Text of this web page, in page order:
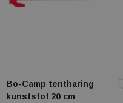
Bo-Camp tentharing
kunststof 20 cm